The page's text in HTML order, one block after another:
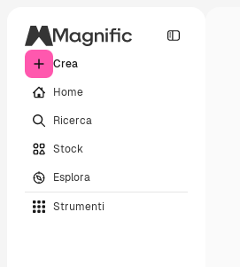
Crea
Home
Ricerca
Stock
Esplora
Strumenti